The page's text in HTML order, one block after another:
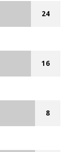
24
16
8